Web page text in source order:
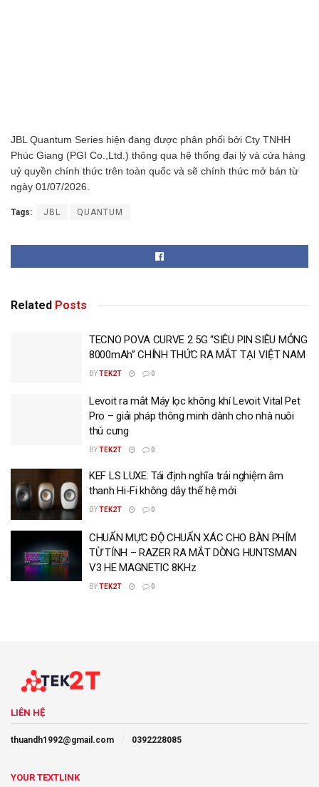
JBL Quantum Series hiện đang được phân phối bởi Cty TNHH
Phúc Giang (PGI Co.,Ltd.) thông qua hệ thống đại lý và cửa hàng
uỷ quyền chính thức trên toàn quốc và sẽ chính thức mở bán từ
ngày 01/07/2026.
Tags: JBL QUANTUM
Related Posts
TECNO POVA CURVE 2 5G “SIÊU PIN SIÊU MỎNG
8000mAh” CHÍNH THỨC RA MẮT TẠI VIỆT NAM
BYTEK2T 0
Levoit ra mắt Máy lọc không khí Levoit Vital Pet
Pro – giải pháp thông minh dành cho nhà nuôi
thú cưng
BYTEK2T 0
KEF LS LUXE: Tái định nghĩa trải nghiệm âm
thanh Hi-Fi không dây thế hệ mới
BYTEK2T 0
CHUẨN MỰC ĐỘ CHUẨN XÁC CHO BÀN PHÍM
TỪ TÍNH – RAZER RA MẮT DÒNG HUNTSMAN
V3 HE MAGNETIC 8KHz
BYTEK2T 0
LIÊN HỆ
thuandh1992@gmail.com 0392228085
YOUR TEXTLINK